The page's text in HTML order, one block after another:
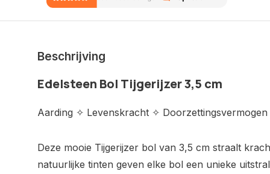
Beschrijving
Edelsteen Bol Tijgerijzer 3,5 cm
Aarding ✧ Levenskracht ✧ Doorzettingsvermogen
Deze mooie Tijgerijzer bol van 3,5 cm straalt
natuurlijke tinten geven elke bol een unieke